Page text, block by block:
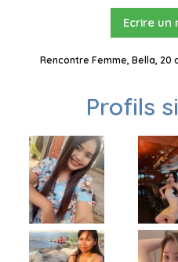
Ecrire un
Rencontre Femme, Bella, 20
Profils